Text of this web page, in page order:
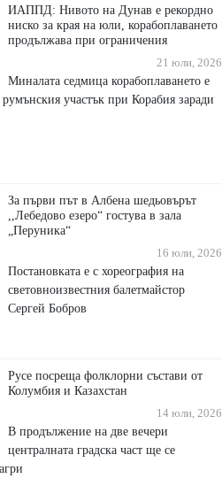
ИАППД: Нивото на Дунав е рекордно
ниско за края на юли, корабоплаването
продължава при ограничения
21 юли, 2026
Миналата седмица корабоплаването е
участък при Корабия заради
За първи път в Албена шедьовърът
,,Лебедово езеро“ гостува в зала
„Перуника“
16 юли, 2026
Постановката е с хореография на
световноизвестния балетмайстор
Сергей Бобров
Русе посреща фолклорни състави от
Колумбия и Казахстан
14 юли, 2026
В продължение на две вечери
централната градска част ще се